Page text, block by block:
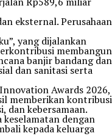
eksternal. Perusahaan
yang dijalankan
membangun
banjir bandang dan
dan sanitasi serta
Awards 2026,
memberikan kontribusi
dan kebersamaan.
dengan
kepada keluarga